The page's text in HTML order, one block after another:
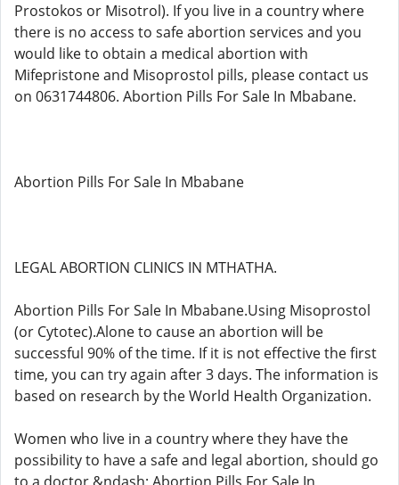
Prostokos or Misotrol). If you live in a country where
there is no access to safe abortion services and you
would like to obtain a medical abortion with
Mifepristone and Misoprostol pills, please contact us
on 0631744806. Abortion Pills For Sale In Mbabane.
Abortion Pills For Sale In Mbabane
LEGAL ABORTION CLINICS IN MTHATHA.
Abortion Pills For Sale In Mbabane.Using Misoprostol
(or Cytotec).Alone to cause an abortion will be
successful 90% of the time. If it is not effective the first
time, you can try again after 3 days. The information is
based on research by the World Health Organization.
Women who live in a country where they have the
possibility to have a safe and legal abortion, should go